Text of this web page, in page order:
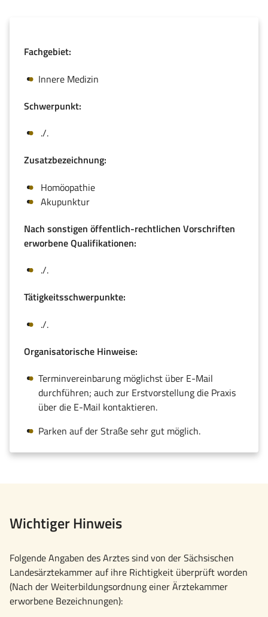
Fachgebiet:
Innere Medizin
Schwerpunkt:
./.
Zusatzbezeichnung:
Homöopathie
Akupunktur
Nach sonstigen öffentlich-rechtlichen Vorschriften
erworbene Qualifikationen:
./.
Tätigkeitsschwerpunkte:
./.
Organisatorische Hinweise:
Terminvereinbarung möglichst über E-Mail
durchführen; auch zur Erstvorstellung die Praxis
über die E-Mail kontaktieren.
Parken auf der Straße sehr gut möglich.
Wichtiger Hinweis
Folgende Angaben des Arztes sind von der Sächsischen
Landesärztekammer auf ihre Richtigkeit überprüft worden
(Nach der Weiterbildungsordnung einer Ärztekammer
erworbene Bezeichnungen):